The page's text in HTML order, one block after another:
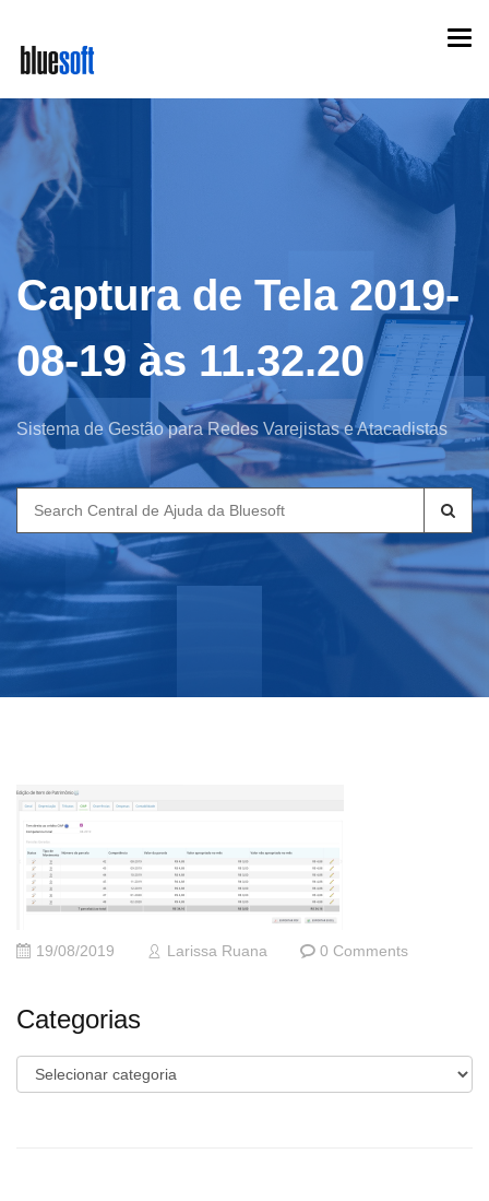
main
content
Captura de Tela 2019-
08-19 às 11.32.20
Sistema de Gestão para Redes Varejistas e Atacadistas
Search
for:
19/08/2019 Larissa Ruana 0 Comments
Categorias
Categorias